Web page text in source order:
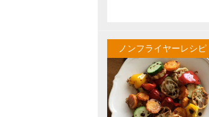
ノンフライヤーレシピ